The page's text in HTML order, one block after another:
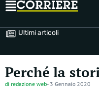
Ultimi articoli
Perché la
di redazione web- 3 Gennaio 2020